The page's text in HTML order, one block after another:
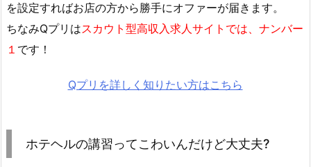
を設定すればお店の方から勝手にオファーが届きます。
ちなみQプリはスカウト型高収入求人サイトでは、ナンバー
１ です！
Qプリを詳しく知りたい方はこちら
ホテヘルの講習ってこわいんだけど大丈夫?